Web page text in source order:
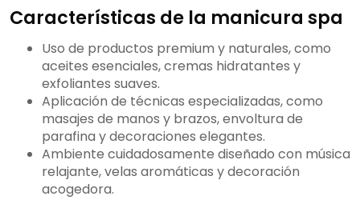
Características de la manicura spa
Uso de productos premium y naturales, como
aceites esenciales, cremas hidratantes y
exfoliantes suaves.
Aplicación de técnicas especializadas, como
masajes de manos y brazos, envoltura de
parafina y decoraciones elegantes.
Ambiente cuidadosamente diseñado con música
relajante, velas aromáticas y decoración
acogedora.